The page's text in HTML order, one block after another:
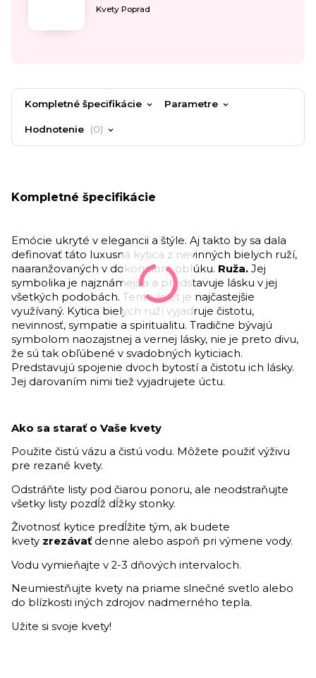
Kvety Poprad
Kompletné špecifikácie Parametre
Hodnotenie 0
Kompletné špecifikácie
Emócie ukryté v elegancii a štýle. Aj takto by sa dala
definovať táto luxusná kytica z nevinných bielych ruží,
naaranžovaných v dokonalom oblúku. Ruža. Jej
symbolika je najznámejšia a predstavuje lásku v jej
všetkých podobách. Tento kvet je najčastejšie
využívaný. Kytica bielych ruží vyjadruje čistotu,
nevinnosť, sympatie a spiritualitu. Tradične bývajú
symbolom naozajstnej a vernej lásky, nie je preto divu,
že sú tak obľúbené v svadobných kyticiach.
Predstavujú spojenie dvoch bytostí a čistotu ich lásky.
Jej darovaním nimi tiež vyjadrujete úctu.
Ako sa starať o Vaše kvety
Použite čistú vázu a čistú vodu. Môžete použiť výživu
pre rezané kvety.
Odstráňte listy pod čiarou ponoru, ale neodstraňujte
všetky listy pozdĺž dĺžky stonky.
Životnosť kytice predĺžite tým, ak budete
kvety zrezávaťdenne alebo aspoň pri výmene vody.
Vodu vymieňajte v 2-3 dňových intervaloch.
Neumiestňujte kvety na priame slnečné svetlo alebo
do blízkosti iných zdrojov nadmerného tepla.
Užite si svoje kvety!